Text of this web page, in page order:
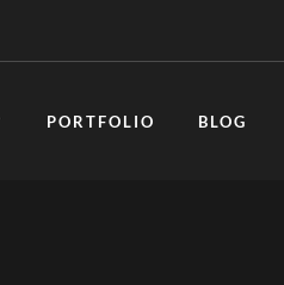
PORTFOLIO BLOG